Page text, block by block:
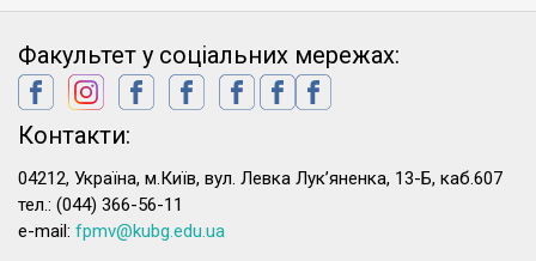
Факультет у соціальних мережах:
Контакти:
04212, Україна, м.Київ, вул. Левка Лук’яненка, 13-Б, каб.607
тел.: (044) 366-56-11
e-mail: fpmv@kubg.edu.ua